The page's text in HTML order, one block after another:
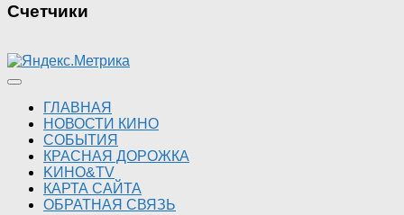
Счетчики
ГЛАВНАЯ
НОВОСТИ КИНО
СОБЫТИЯ
КРАСНАЯ ДОРОЖКА
KИНО&TV
КАРТА САЙТА
ОБРАТНАЯ СВЯЗЬ